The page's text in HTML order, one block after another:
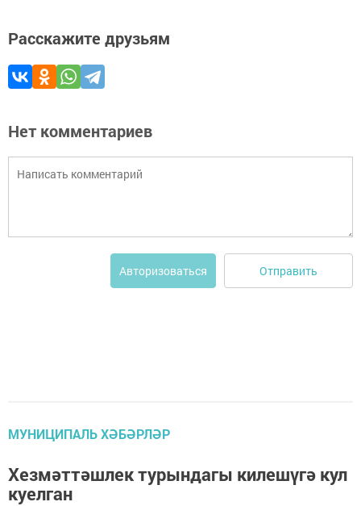
Расскажите друзьям
Нет комментариев
Авторизоваться Отправить
МУНИЦИПАЛЬ ХӘБӘРЛӘР
Хезмәттәшлек турындагы килешүгә кул
куелган